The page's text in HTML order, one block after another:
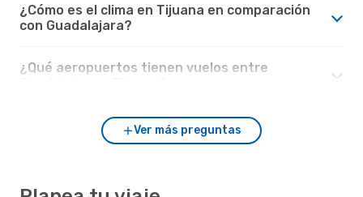
¿Cómo es el clima en Tijuana en comparación
con Guadalajara?
¿Qué aeropuertos tienen vuelos entre
Ver más preguntas